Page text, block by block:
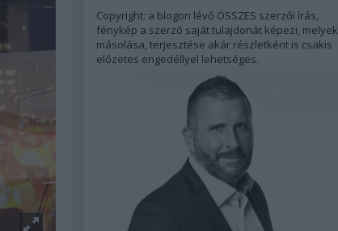
Copyright: a blogon lévő ÖSSZES szerzői írás,
fénykép a szerző saját tulajdonát képezi, melyek
másolása, terjesztése akár részletként is csakis
előzetes engedéllyel lehetséges.